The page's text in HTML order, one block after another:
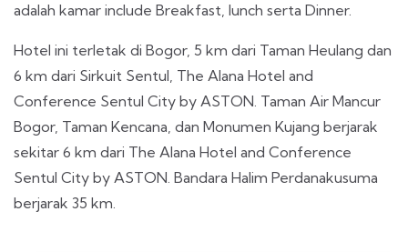
adalah kamar include Breakfast, lunch serta Dinner.
Hotel ini terletak di Bogor, 5 km dari Taman Heulang dan
6 km dari Sirkuit Sentul, The Alana Hotel and
Conference Sentul City by ASTON. Taman Air Mancur
Bogor, Taman Kencana, dan Monumen Kujang berjarak
sekitar 6 km dari The Alana Hotel and Conference
Sentul City by ASTON. Bandara Halim Perdanakusuma
berjarak 35 km.